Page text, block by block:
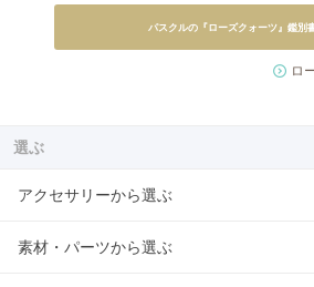
パスクルの『ローズクォーツ』鑑別
ロ
選ぶ
アクセサリーから選ぶ
素材・パーツから選ぶ